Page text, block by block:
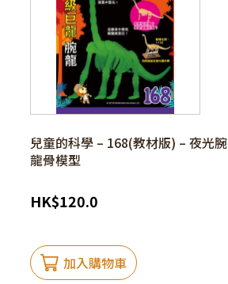
兒童的科學 – 168(教材版) – 夜光腕
龍骨模型
HK$120.0
加入購物車